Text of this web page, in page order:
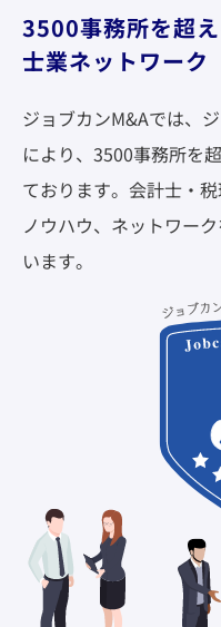
3500事務所を超
士業ネットワーク
ジョブカンM&Aでは、
により、3500事務所を
ております。会計士・
ノウハウ、ネットワー
います。